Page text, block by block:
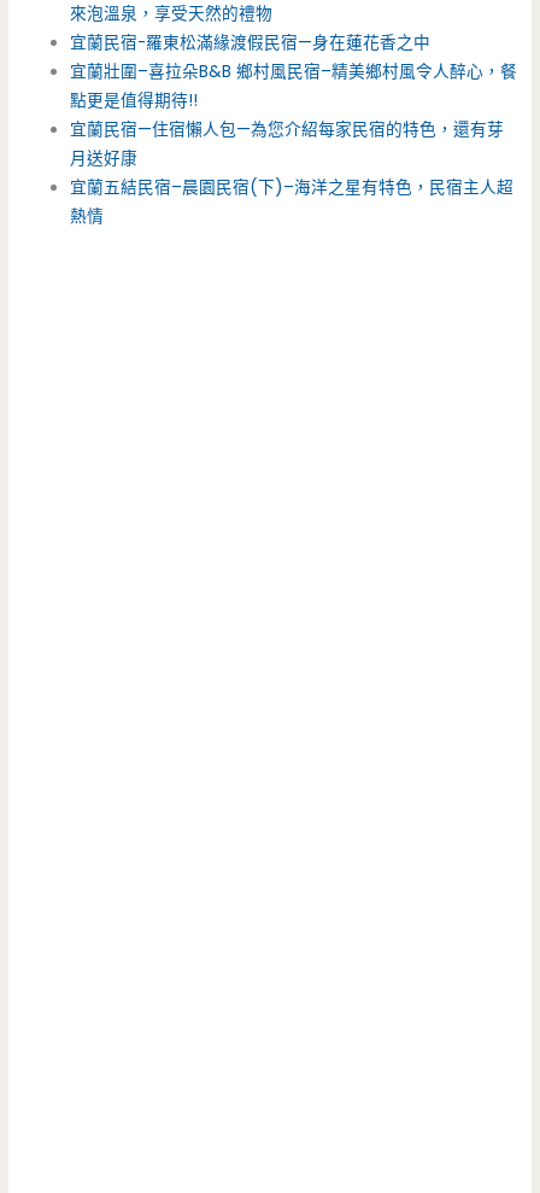
來泡溫泉，享受天然的禮物
宜蘭民宿-羅東松滿緣渡假民宿—身在蓮花香之中
宜蘭壯圍–喜拉朵B&B 鄉村風民宿–精美鄉村風令人醉心，餐
點更是值得期待!!
宜蘭民宿—住宿懶人包—為您介紹每家民宿的特色，還有芽
月送好康
宜蘭五結民宿–晨園民宿(下)–海洋之星有特色，民宿主人超
熱情